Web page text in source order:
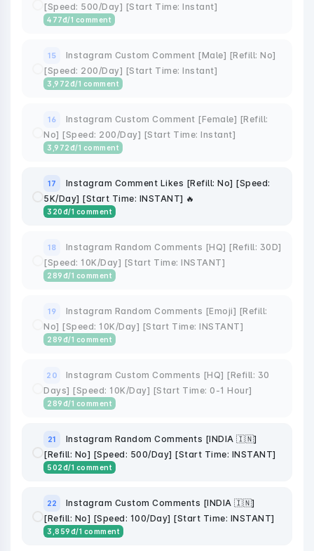
[Speed: 500/Day] [Start Time: Instant]
477đ/1 comment
15
Instagram Custom Comment [Male] [Refill: No]
[Speed: 200/Day] [Start Time: Instant]
3,972 đ/1 comment
16
Instagram Custom Comment [Female] [Refill:
No] [Speed: 200/Day] [Start Time: Instant]
3,972 đ/1 comment
17
Instagram Comment Likes [Refill: No] [Speed:
5K/Day] [Start Time: INSTANT] 🔥
320đ/1 comment
18
Instagram Random Comments [HQ] [Refill: 30D]
[Speed: 10K/Day] [Start Time: INSTANT]
289 đ/1 comment
19
Instagram Random Comments [Emoji] [Refill:
No] [Speed: 10K/Day] [Start Time: INSTANT]
289 đ/1 comment
20
Instagram Custom Comments [HQ] [Refill: 30
Days] [Speed: 10K/Day] [Start Time: 0-1 Hour]
289 đ/1 comment
21
Instagram Random Comments [INDIA 🇮🇳]
[Refill: No] [Speed: 500/Day] [Start Time: INSTANT]
502đ/1 comment
22
Instagram Custom Comments [INDIA 🇮🇳]
[Refill: No] [Speed: 100/Day] [Start Time: INSTANT]
3,859đ/1 comment